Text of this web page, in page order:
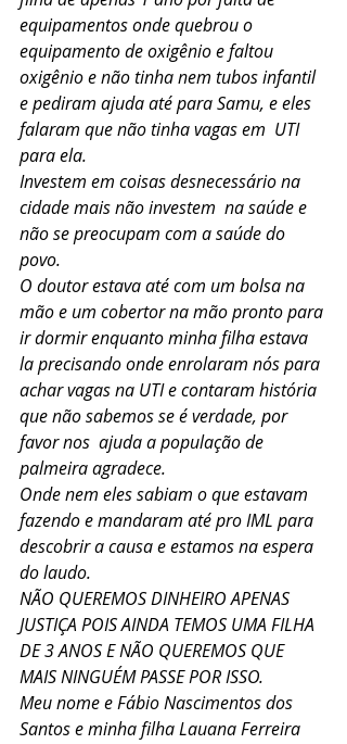
equipamentos onde quebrou o
equipamento de oxigênio e faltou
oxigênio e não tinha nem tubos infantil
e pediram ajuda até para Samu, e eles
falaram que não tinha vagas em  UTI
para ela.
Investem em coisas desnecessário na
cidade mais não investem  na saúde e
não se preocupam com a saúde do
povo.
O doutor estava até com um bolsa na
mão e um cobertor na mão pronto para
ir dormir enquanto minha filha estava
la precisando onde enrolaram nós para
achar vagas na UTI e contaram história
que não sabemos se é verdade, por
favor nos  ajuda a população de
palmeira agradece.
Onde nem eles sabiam o que estavam
fazendo e mandaram até pro IML para
descobrir a causa e estamos na espera
do laudo.
NÃO QUEREMOS DINHEIRO APENAS
JUSTIÇA POIS AINDA TEMOS UMA FILHA
DE 3 ANOS E NÃO QUEREMOS QUE
MAIS NINGUÉM PASSE POR ISSO.
Meu nome e Fábio Nascimentos dos
Santos e minha filha Lauana Ferreira